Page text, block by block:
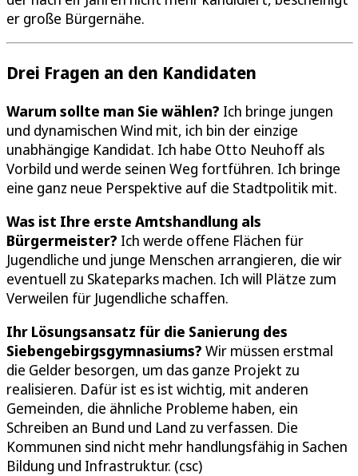
er große Bürgernähe.
Drei Fragen an den Kandidaten
Warum sollte man Sie wählen? Ich bringe jungen
und dynamischen Wind mit, ich bin der einzige
unabhängige Kandidat. Ich habe Otto Neuhoff als
Vorbild und werde seinen Weg fortführen. Ich bringe
eine ganz neue Perspektive auf die Stadtpolitik mit.
Was ist Ihre erste Amtshandlung als
Bürgermeister? Ich werde offene Flächen für
Jugendliche und junge Menschen arrangieren, die wir
eventuell zu Skateparks machen. Ich will Plätze zum
Verweilen für Jugendliche schaffen.
Ihr Lösungsansatz für die Sanierung des
Siebengebirgsgymnasiums? Wir müssen erstmal
die Gelder besorgen, um das ganze Projekt zu
realisieren. Dafür ist es ist wichtig, mit anderen
Gemeinden, die ähnliche Probleme haben, ein
Schreiben an Bund und Land zu verfassen. Die
Kommunen sind nicht mehr handlungsfähig in Sachen
Bildung und Infrastruktur. (csc)